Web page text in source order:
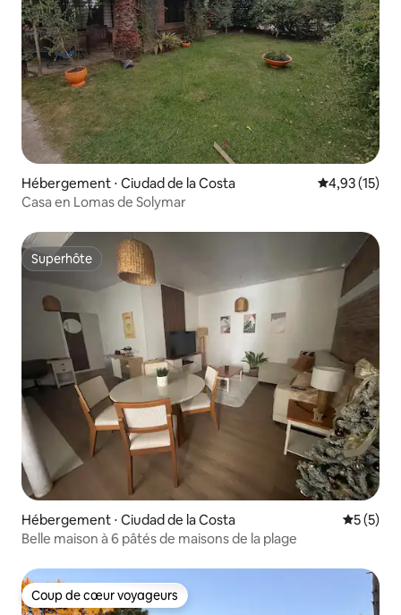
Hébergement ⋅ Ciudad de la Costa Évaluation
4,93 (15)
Casa en Lomas de Solymar
Superhôte
Superhôte
Hébergement ⋅ Ciudad de la Costa
5 (5)
Belle maison à 6 pâtés de maisons de la plage
Coup de cœur voyageurs
Coup de cœur voyageurs